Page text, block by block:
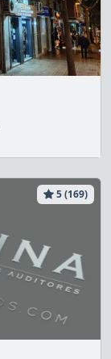
5 (169)